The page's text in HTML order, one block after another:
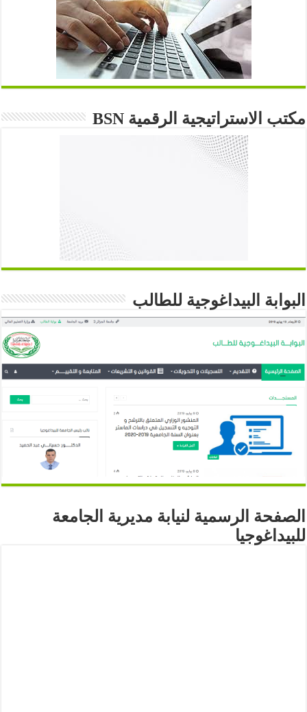
مكتب الاستراتيجية الرقمية BSN
البوابة البيداغوجية للطالب
الصفحة الرسمية لنيابة مديرية الجامعة
للبيداغوجيا